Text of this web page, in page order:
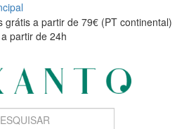
grátis a partir de 79€ (PT continental)
partir de 24h